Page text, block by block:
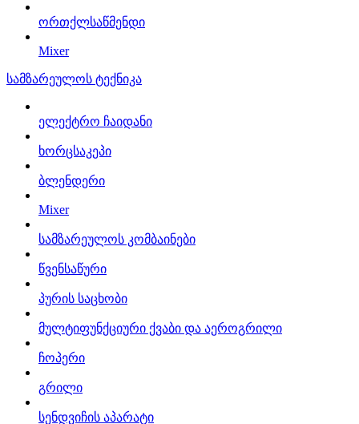
ორთქლსაწმენდი
Mixer
სამზარეულოს ტექნიკა
ელექტრო ჩაიდანი
ხორცსაკეპი
ბლენდერი
Mixer
სამზარეულოს კომბაინები
წვენსაწური
პურის საცხობი
მულტიფუნქციური ქვაბი და აეროგრილი
ჩოპერი
გრილი
სენდვიჩის აპარატი